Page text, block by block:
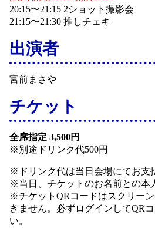
20:15〜21:15 2ショット撮影会
21:15〜21:30 推しチェキ
出演者
宮前まさや
チケット
全席指定 3,500円
※別途ドリンク代500円
※ドリンク代は当日会場にてお支
※当日、チケットのお名前との本
※チケットQRコードはスクリー
きません。必ずログインしてQR
い。